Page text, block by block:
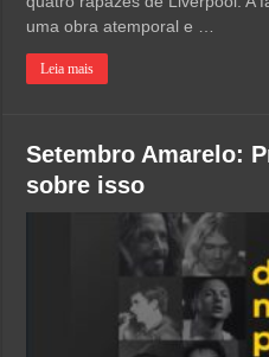
uma obra atemporal e …
Leia mais
Setembro Amarelo:
sobre isso